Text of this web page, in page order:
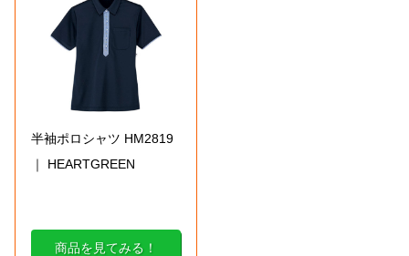
半袖ポロシャツ HM2819
｜ HEARTGREEN
商品を見てみる！